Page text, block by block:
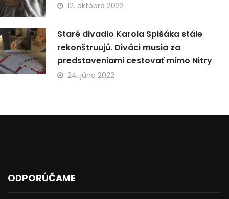
12. októbra 2022
Staré divadlo Karola Spišáka stále
rekonštruujú. Diváci musia za
predstaveniami cestovať mimo Nitry
24. júna 2022
ODPORÚČAME